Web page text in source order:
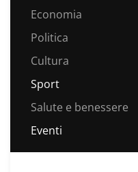
Economia
Politica
Cultura
Sport
Salute e benessere
Eventi